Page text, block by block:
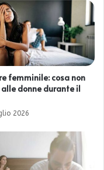
femminile: cosa non
donne durante il
2026